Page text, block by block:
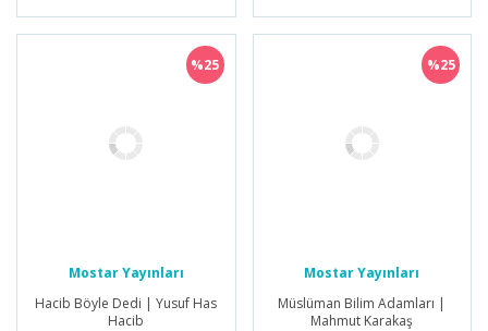
%25
Mostar Yayınları
Hacib Böyle Dedi | Yusuf Has
Hacib
%25
Mostar Yayınları
Müslüman Bilim Adamları |
Mahmut Karakaş